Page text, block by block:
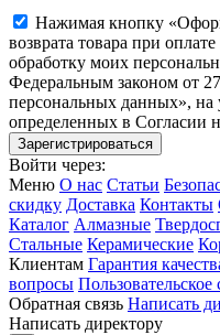
Нажимая кнопку
возврата товара при
обработку моих
Федеральным законом от
персональных данных», на
определенных в Согласии
Войти через:
Меню О нас Статьи
скидку Доставка Контакты
Каталог Алмазные
Стальные Керамические
Клиентам Гарантия
вопросы Пользовательское
Обратная связь Написать
Написать директору